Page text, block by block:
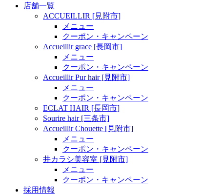
店舗一覧
ACCUEILLIR [見附市]
メニュー
クーポン・キャンペーン
Accueillir grace [長岡市]
メニュー
クーポン・キャンペーン
Accueillir Pur hair [見附市]
メニュー
クーポン・キャンペーン
ECLAT HAIR [長岡市]
Sourire hair [三条市]
Accueillir Chouette [見附市]
メニュー
クーポン・キャンペーン
井カラシ美容室 [見附市]
メニュー
クーポン・キャンペーン
採用情報